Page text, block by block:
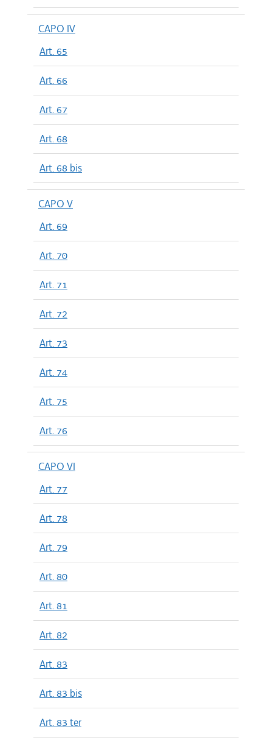
CAPO IV
Art. 65
Art. 66
Art. 67
Art. 68
Art. 68 bis
CAPO V
Art. 69
Art. 70
Art. 71
Art. 72
Art. 73
Art. 74
Art. 75
Art. 76
CAPO VI
Art. 77
Art. 78
Art. 79
Art. 80
Art. 81
Art. 82
Art. 83
Art. 83 bis
Art. 83 ter